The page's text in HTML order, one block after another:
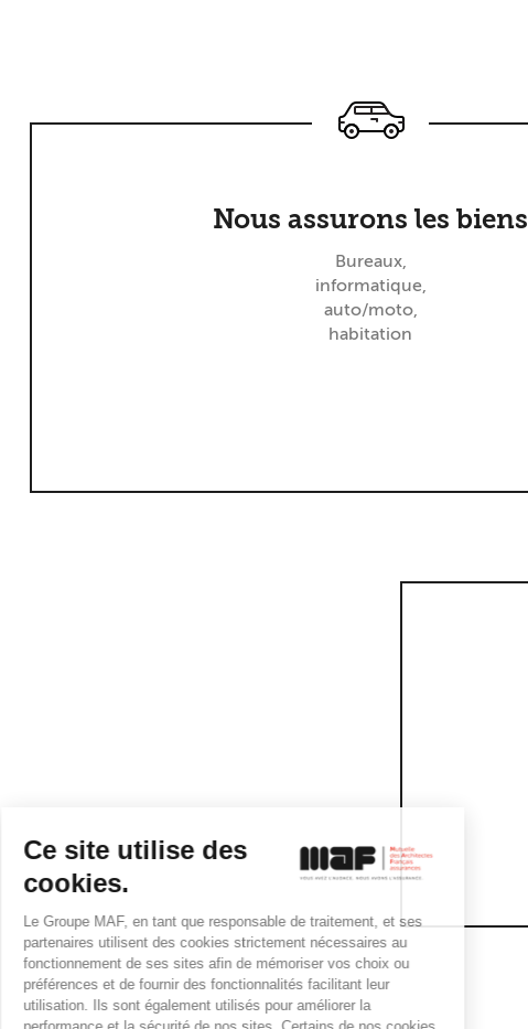
Ce site utilise des
cookies.
Le Groupe MAF, en tant que responsable de traitement, et ses
partenaires utilisent des cookies strictement nécessaires au
fonctionnement de ses sites afin de mémoriser vos choix ou
préférences et de fournir des fonctionnalités facilitant leur
utilisation. Ils sont également utilisés pour améliorer la
performance et la sécurité de nos sites. Certains de nos cookies,
Nous assurons les biens
Bureaux,
informatique,
auto/moto,
habitation